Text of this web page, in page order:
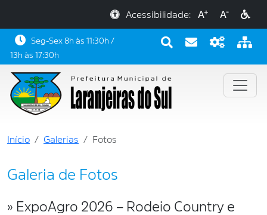
Acessibilidade: A+ A-
Seg-Sex 8h às 11:30h /
13h às 17:30h
Início Galerias Fotos
Galeria de Fotos
» ExpoAgro 2026 – Rodeio Country e